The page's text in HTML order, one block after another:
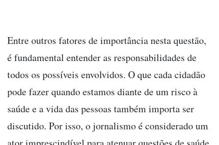
Entre outros fatores de importância nesta questão,
é fundamental entender as responsabilidades de
todos os possíveis envolvidos. O que cada cidadão
pode fazer quando estamos diante de um risco à
saúde e a vida das pessoas também importa ser
discutido. Por isso, o jornalismo é considerado um